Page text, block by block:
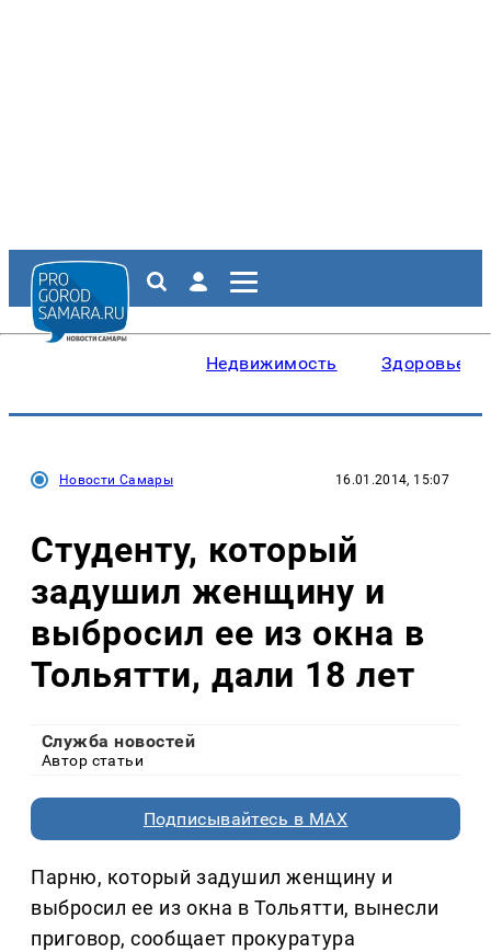
Недвижимость Здоровье
Новости Самары 16.01.2014, 15:07
Студенту, который
задушил женщину и
выбросил ее из окна в
Тольятти, дали 18 лет
Служба новостей
Автор статьи
Подписывайтесь в MAX
Парню, который задушил женщину и
выбросил ее из окна в Тольятти, вынесли
приговор, сообщает прокуратура